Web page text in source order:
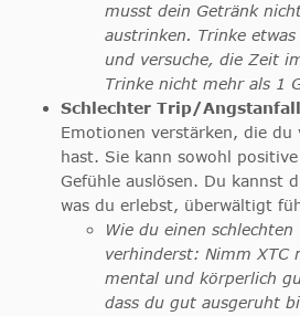
musst dein Getränk
austrinken. Trinke
und versuche, die Zeit
Trinke nicht mehr als 1
Schlechter Trip/Angstanfall
Emotionen verstärken, die
hast. Sie kann sowohl
Gefühle auslösen. Du kannst
was du erlebst, überwältigt
Wie du einen
verhinderst: Nimm XTC
mental und körperlich
dass du gut ausgeruht